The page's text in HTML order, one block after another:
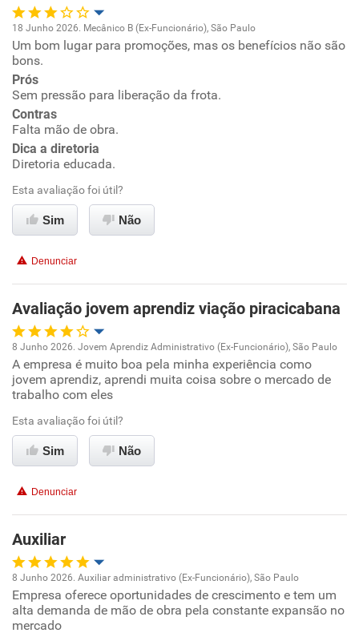
Recomenda esta empresa
Recomenda a diretoria
Oportunidade de promoção
Ambiente de trabalho
Conciliação com a vida familiar
Benefícios
Recomenda esta empresa
Recomenda a diretoria
18 Junho 2026. Mecânico B (Ex-Funcionário), São Paulo
Um bom lugar para promoções, mas os benefícios não são
bons.
Prós
Sem pressão para liberação da frota.
Contras
Falta mão de obra.
Dica a diretoria
Diretoria educada.
Esta avaliação foi útil?
Sim Não
Denunciar
Avaliação jovem aprendiz viação piracicabana
Oportunidade de promoção
Conciliação com a vida familiar
8 Junho 2026. Jovem Aprendiz Administrativo (Ex-Funcionário), São Paulo
A empresa é muito boa pela minha experiência como
jovem aprendiz, aprendi muita coisa sobre o mercado de
trabalho com eles
Esta avaliação foi útil?
Sim Não
Denunciar
Auxiliar
Oportunidade de promoção
8 Junho 2026. Auxiliar administrativo (Ex-Funcionário), São Paulo
Empresa oferece oportunidades de crescimento e tem um
alta demanda de mão de obra pela constante expansão no
mercado